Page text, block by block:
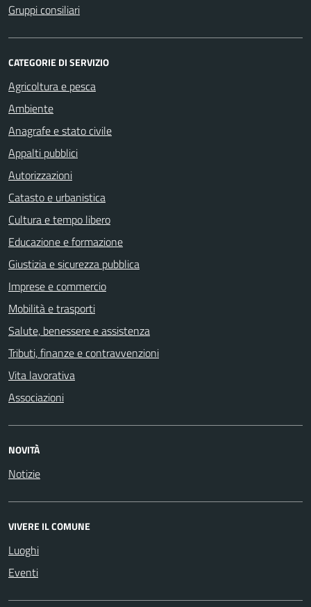
Gruppi consiliari
CATEGORIE DI SERVIZIO
Agricoltura e pesca
Ambiente
Anagrafe e stato civile
Appalti pubblici
Autorizzazioni
Catasto e urbanistica
Cultura e tempo libero
Educazione e formazione
Giustizia e sicurezza pubblica
Imprese e commercio
Mobilità e trasporti
Salute, benessere e assistenza
Tributi, finanze e contravvenzioni
Vita lavorativa
Associazioni
NOVITÀ
Notizie
VIVERE IL COMUNE
Luoghi
Eventi